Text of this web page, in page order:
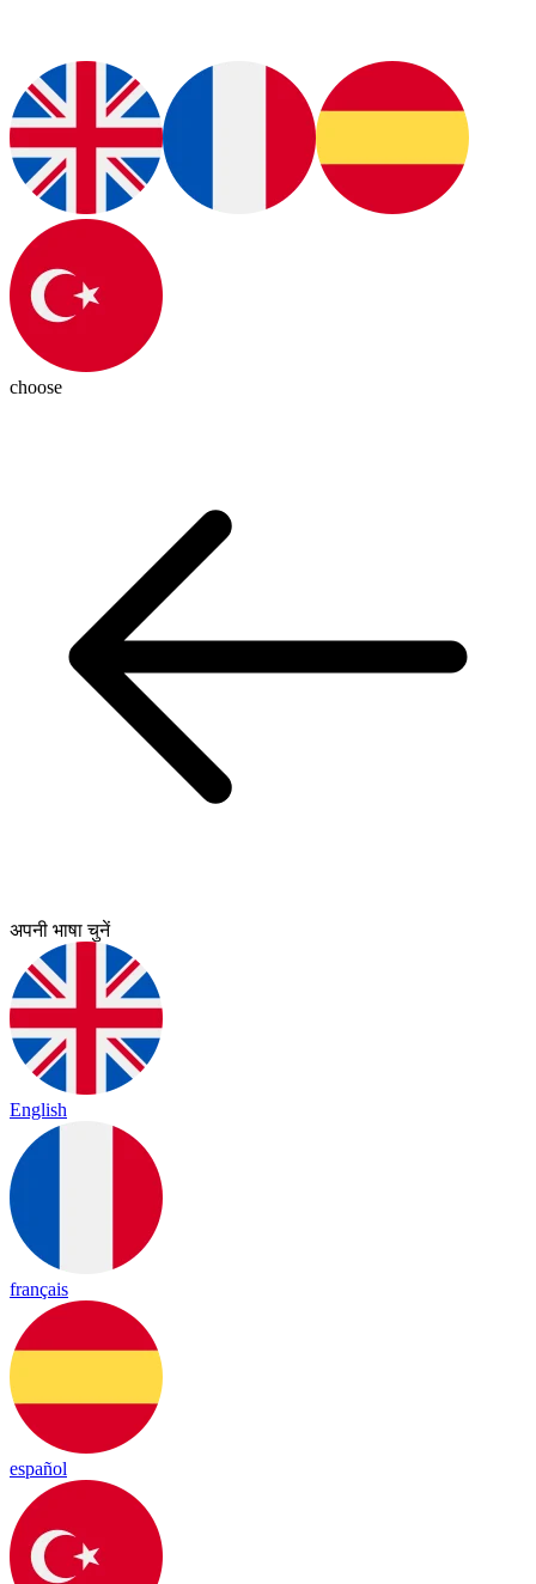
choose
अपनी भाषा चुनें
English
français
español